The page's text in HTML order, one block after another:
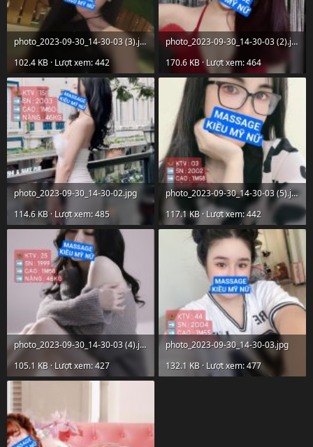
photo_2023-09-30_14-30-03 (3).jpg
102.4 KB · Lượt xem: 442
photo_2023-09-30_14-30-03 (2).jpg
170.6 KB · Lượt xem: 464
photo_2023-09-30_14-30-02.jpg
114.6 KB · Lượt xem: 485
photo_2023-09-30_14-30-03 (5).jpg
117.1 KB · Lượt xem: 442
photo_2023-09-30_14-30-03 (4).jpg
105.1 KB · Lượt xem: 427
photo_2023-09-30_14-30-03.jpg
132.1 KB · Lượt xem: 477